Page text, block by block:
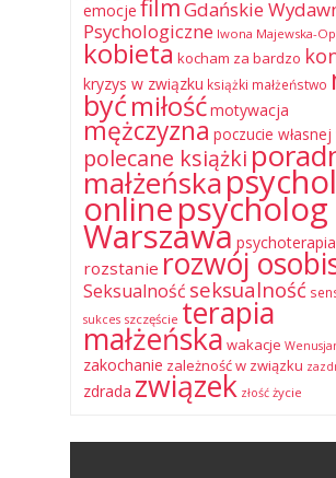
emocje filmGdańskie
Psychologiczne Iwona Majewska-
kobieta kocham za bardzo
kryzys w związku książki małżeństwo
byćmiłośćmotywacja
mężczyzna poczucie
polecane książki
małżeńska
onlinepsycholog
Warszawa psychoterapia
rozstanie rozwój
Seksualność seksualność
sukces szczęście terapia
małżeńska wakacje
zakochanie zależność w związku
zdrada związek złość życie